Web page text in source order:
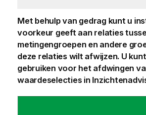
Met behulp van gedrag kunt u
voorkeur geeft aan relaties
metingengroepen en andere
deze relaties wilt afwijzen. U
gebruiken voor het afdwingen
waardeselecties in